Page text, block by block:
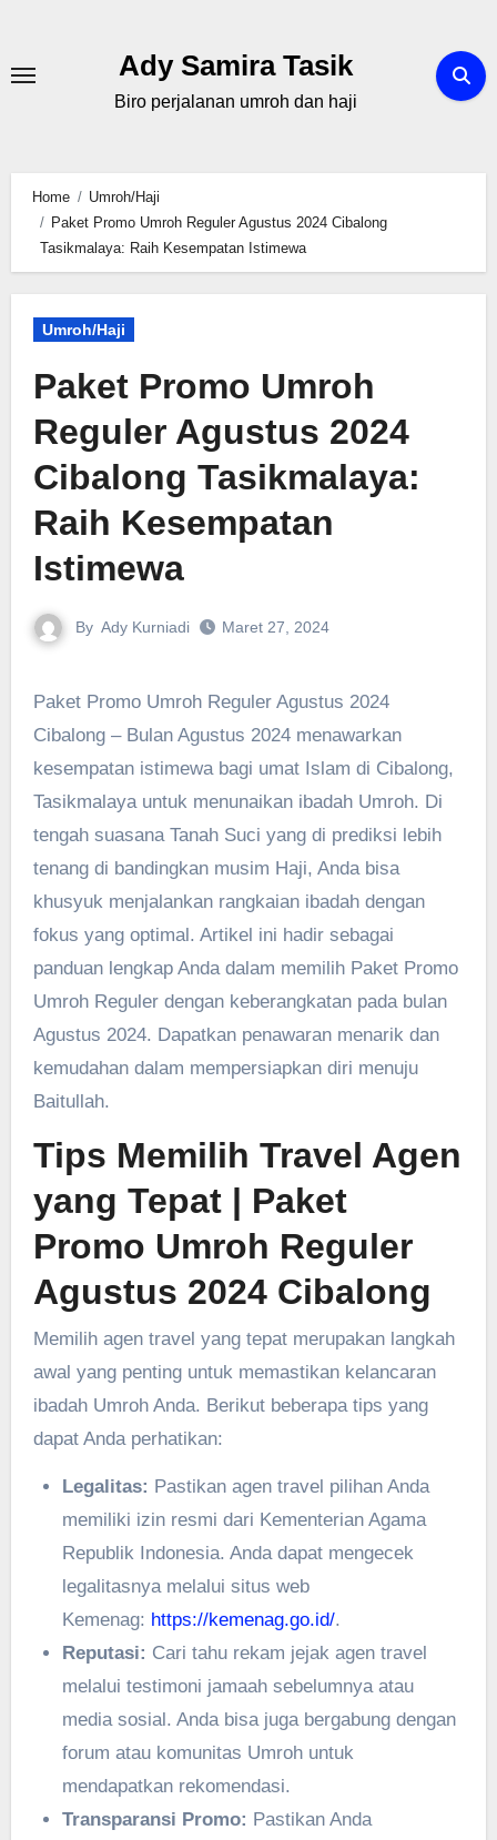
content
Ady Samira Tasik
Biro perjalanan umroh dan haji
Home
Umroh/Haji
Paket Promo Umroh Reguler Agustus 2024 ‎Cibalong
Tasikmalaya: Raih Kesempatan Istimewa
Umroh/Haji
Paket Promo Umroh
Reguler Agustus 2024
‎Cibalong Tasikmalaya:
Raih Kesempatan
Istimewa
By Ady Kurniadi Maret 27, 2024
Paket Promo Umroh Reguler Agustus 2024
‎Cibalong – Bulan Agustus 2024 menawarkan
kesempatan istimewa bagi umat Islam di Cibalong,
Tasikmalaya untuk menunaikan ibadah Umroh. Di
tengah suasana Tanah Suci yang di prediksi lebih
tenang di bandingkan musim Haji, Anda bisa
khusyuk menjalankan rangkaian ibadah dengan
fokus yang optimal. Artikel ini hadir sebagai
panduan lengkap Anda dalam memilih Paket Promo
Umroh Reguler dengan keberangkatan pada bulan
Agustus 2024. Dapatkan penawaran menarik dan
kemudahan dalam mempersiapkan diri menuju
Baitullah.
Tips Memilih Travel Agen
yang Tepat| Paket
Promo Umroh Reguler
Agustus 2024 ‎Cibalong
Memilih agen travel yang tepat merupakan langkah
awal yang penting untuk memastikan kelancaran
ibadah Umroh Anda. Berikut beberapa tips yang
dapat Anda perhatikan:
Legalitas: Pastikan agen travel pilihan Anda
memiliki izin resmi dari Kementerian Agama
Republik Indonesia. Anda dapat mengecek
legalitasnya melalui situs web
Kemenag: https://kemenag.go.id/.
Reputasi: Cari tahu rekam jejak agen travel
melalui testimoni jamaah sebelumnya atau
media sosial. Anda bisa juga bergabung dengan
forum atau komunitas Umroh untuk
mendapatkan rekomendasi.
Transparansi Promo: Pastikan Anda